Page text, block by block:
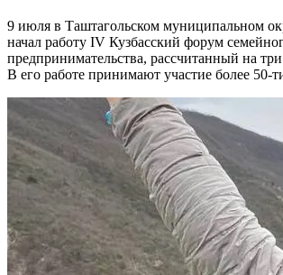
9 июля в Таштагольском муниципальном
начал работу IV Кузбасский форум
предпринимательства, рассчитанный на
В его работе принимают участие более 50-